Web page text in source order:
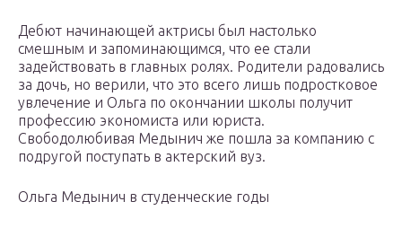
Дебют начинающей актрисы был настолько
смешным и запоминающимся, что ее стали
задействовать в главных ролях. Родители радовались
за дочь, но верили, что это всего лишь подростковое
увлечение и Ольга по окончании школы получит
профессию экономиста или юриста.
Свободолюбивая Медынич же пошла за компанию с
подругой поступать в актерский вуз.
Ольга Медынич в студенческие годы